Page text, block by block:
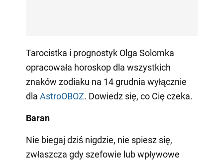
Tarocistka i prognostyk Olga Solomka
opracowała horoskop dla wszystkich
znaków zodiaku na 14 grudnia wyłącznie
dla AstroOBOZ. Dowiedz się, co Cię czeka.
Baran
Nie biegaj dziś nigdzie, nie spiesz się,
zwłaszcza gdy szefowie lub wpływowe